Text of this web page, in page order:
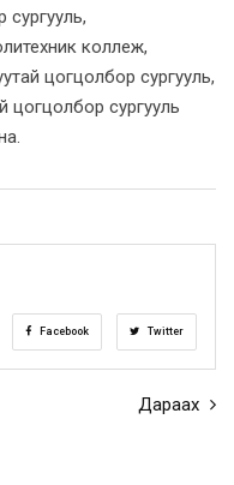
коллеж,
цогцолбор сургууль,
цогцолбор сургууль
Facebook Twitter
Дараах